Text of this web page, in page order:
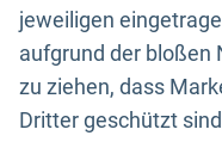
jeweiligen
aufgrund der bloßen
zu ziehen, dass
Dritter geschützt